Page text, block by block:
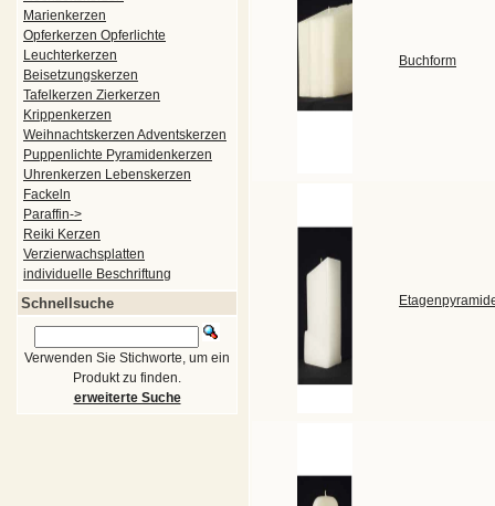
Buchform
Marienkerzen
Opferkerzen Opferlichte
Leuchterkerzen
Beisetzungskerzen
Tafelkerzen Zierkerzen
Krippenkerzen
Weihnachtskerzen Adventskerzen
Puppenlichte Pyramidenkerzen
Uhrenkerzen Lebenskerzen
Fackeln
Paraffin->
Reiki Kerzen
Verzierwachsplatten
individuelle Beschriftung
Schnellsuche
Verwenden Sie Stichworte, um ein
Produkt zu finden.
erweiterte Suche